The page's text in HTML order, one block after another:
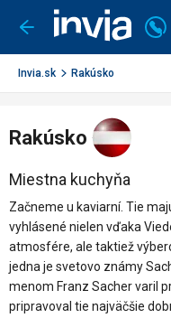
Ísť
späť
Invia.sk Rakúsko
Rakúsko
Miestna kuchyňa
Začneme u kaviarní. Tie
vyhlásené nielen vďaka
atmosfére, ale taktiež
jedna je svetovo známy
menom Franz Sacher varil
pripravoval tie najväčšie